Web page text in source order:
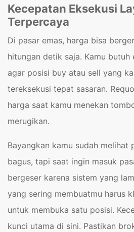
Kecepatan Eksekusi
Terpercaya
Di pasar emas, harga bisa
hitungan detik saja. Kamu
agar posisi buy atau sell yang
tereksekusi tepat sasaran.
harga saat kamu menekan
merugikan.
Bayangkan kamu sudah melihat
bagus, tapi saat ingin masuk
bergeser karena sistem yang
yang sering membuatmu harus
untuk membuka satu posisi.
kunci utama di sini. Pastikan